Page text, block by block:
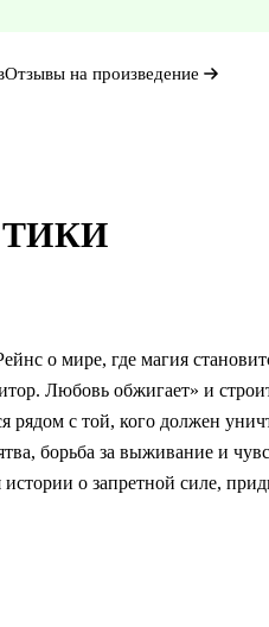
о мире, где магия
Любовь обжигает» и
с той, кого должен
борьба за выживание и
о запретной силе,
Отзывы на произведение